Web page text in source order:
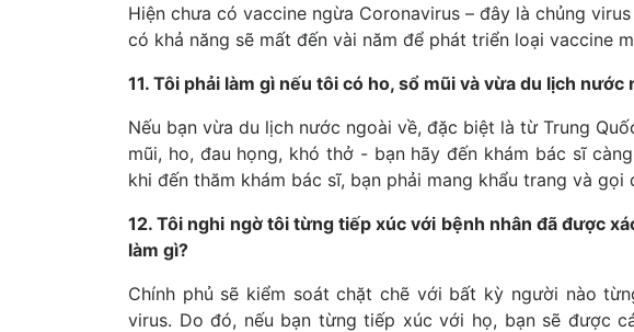
Hiện chưa có vaccine ngừa Coronavirus – đây là chủng
có khả năng sẽ mất đến vài năm để phát triển loại vaccine
11. Tôi phải làm gì nếu tôi có ho, sổ mũi và vừa du lịch nước
Nếu bạn vừa du lịch nước ngoài về, đặc biệt là từ Trung
mũi, ho, đau họng, khó thở - bạn hãy đến khám bác sĩ
khi đến thăm khám bác sĩ, bạn phải mang khẩu trang và
12. Tôi nghi ngờ tôi từng tiếp xúc với bệnh nhân đã được
làm gì?
Chính phủ sẽ kiểm soát chặt chẽ với bất kỳ người nào
virus. Do đó, nếu bạn từng tiếp xúc với họ, bạn sẽ được